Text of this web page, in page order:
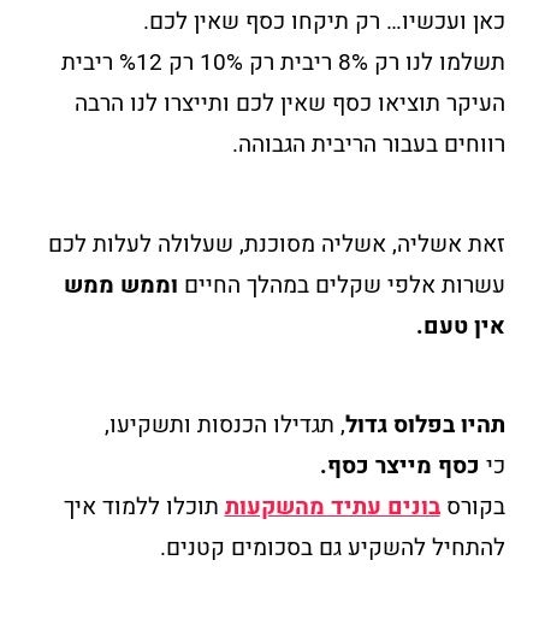
כאן ועכשיו… רק תיקחו כסף שאין לכם.
תשלמו לנו רק 8% ריבית רק 10% רק %12 ריבית
העיקר תוציאו כסף שאין לכם ותייצרו לנו הרבה
רווחים בעבור הריבית הגבוהה.
זאת אשליה, אשליה מסוכנת, שעלולה לעלות לכם
עשרות אלפי שקלים במהלך החיים וממש ממש
אין טעם.
תהיו בפלוס גדול, תגדילו הכנסות ותשקיעו,
כי כסף מייצר כסף.
בקורסבונים עתיד מהשקעותתוכלו ללמוד איך
להתחיל להשקיע גם בסכומים קטנים.